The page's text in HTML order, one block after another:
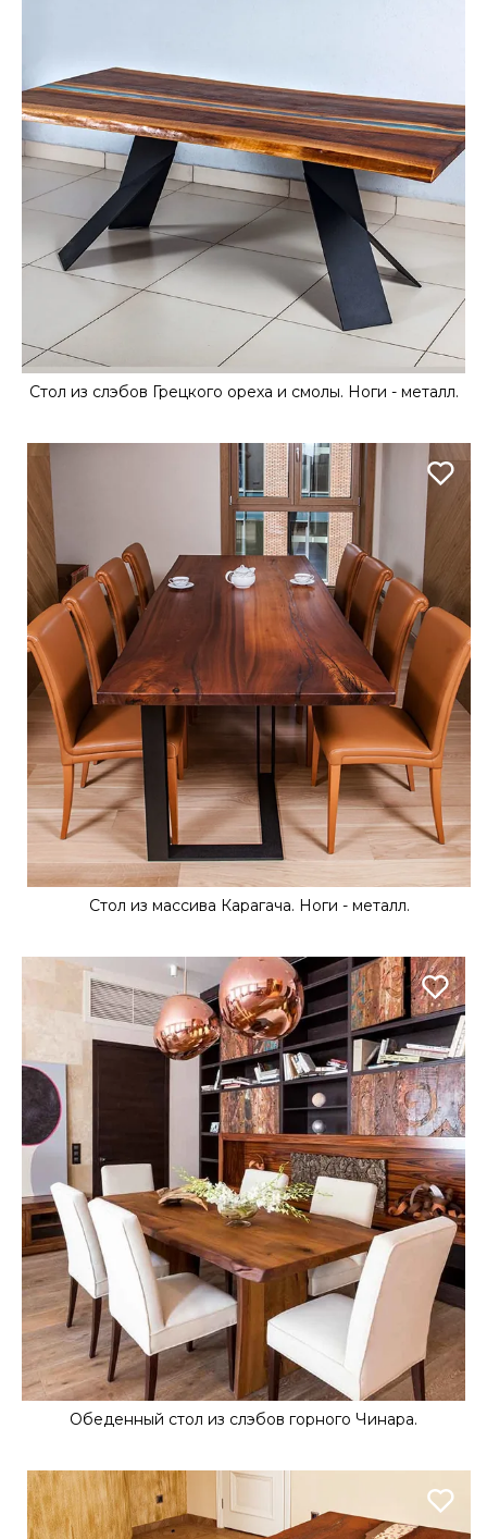
Стол из слэбов Грецкого ореха и смолы. Ноги - металл.
Стол из массива Карагача. Ноги - металл.
Обеденный стол из слэбов горного Чинара.